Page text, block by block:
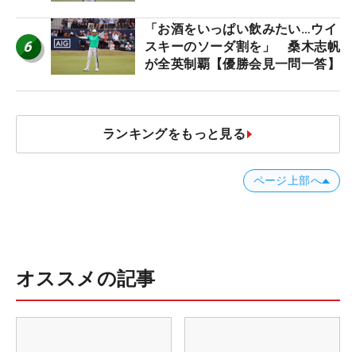
6
「お酒をいっぱい飲みたい…ウイ
スキーのソーダ割を」 桑木志帆
が全英制覇【優勝会見一問一答】
ランキングをもっと見る
ページ上部へ
オススメの記事